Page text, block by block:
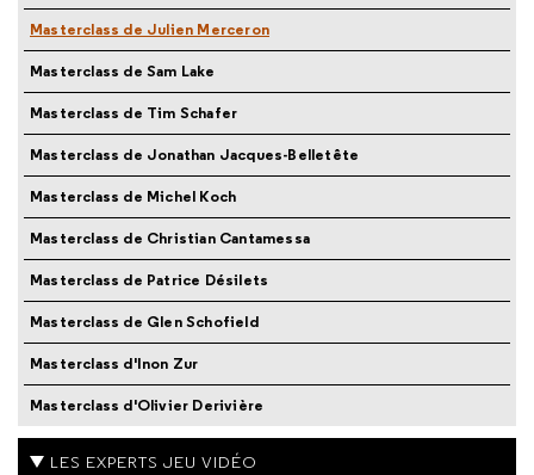
Masterclass de Julien Merceron
Masterclass de Sam Lake
Masterclass de Tim Schafer
Masterclass de Jonathan Jacques-Belletête
Masterclass de Michel Koch
Masterclass de Christian Cantamessa
Masterclass de Patrice Désilets
Masterclass de Glen Schofield
Masterclass d'Inon Zur
Masterclass d'Olivier Derivière
LES EXPERTS JEU VIDÉO